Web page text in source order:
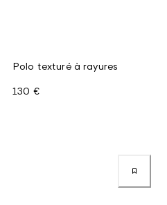
Polo texturé à rayures
130 €